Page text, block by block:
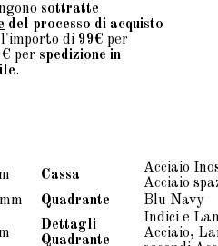
sottratte
del processo di acquisto
di 99€ per
per spedizione in
.
Cassa
Acciaio
Acciaio
Quadrante Blu Navy
Dettagli
Quadrante
Indici e
Acciaio,